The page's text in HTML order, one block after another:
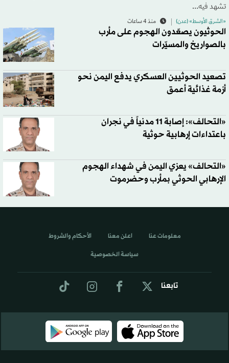
تشهد فيه…
«الشرق الأوسط» (عدن) منذ 4 ساعات
الحوثيون يصعّدون الهجوم على مأرب
بالصواريخ والمسيّرات
تصعيد الحوثيين العسكري يدفع اليمن نحو
أزمة غذائية أعمق
«التحالف»: إصابة 11 مدنياً في نجران
باعتداءات إرهابية حوثية
«التحالف» يعزي اليمن في شهداء الهجوم
الإرهابي الحوثي بمأرب وحضرموت
تابعنا
معلومات عنا اعلن معنا الأحكام والشروط
سياسة الخصوصية